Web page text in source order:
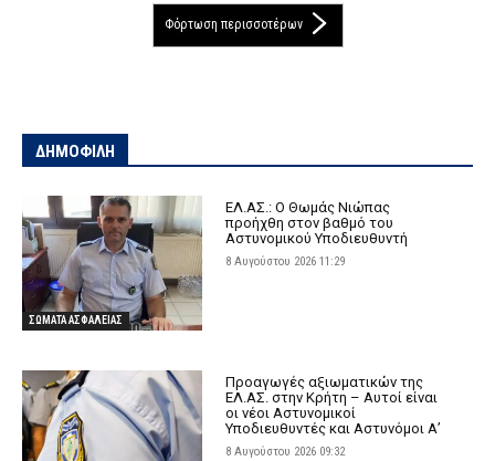
Φόρτωση περισσοτέρων
ΔΗΜΟΦΙΛΗ
ΣΩΜΑΤΑ ΑΣΦΑΛΕΙΑΣ
ΕΛ.ΑΣ.: Ο Θωμάς Νιώπας
προήχθη στον βαθμό του
Αστυνομικού Υποδιευθυντή
8 Αυγούστου 2026 11:29
Προαγωγές αξιωματικών της
ΕΛ.ΑΣ. στην Κρήτη – Αυτοί είναι
οι νέοι Αστυνομικοί
Υποδιευθυντές και Αστυνόμοι Α’
8 Αυγούστου 2026 09:32